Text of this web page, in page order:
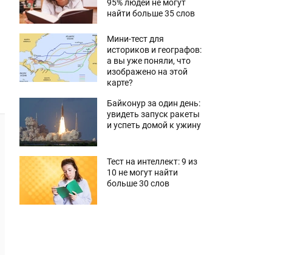
95% людей не могут
найти больше 35 слов
Мини-тест для
историков и географов:
а вы уже поняли, что
изображено на этой
карте?
Байконур за один день:
увидеть запуск ракеты
и успеть домой к ужину
Тест на интеллект: 9 из
10 не могут найти
больше 30 слов